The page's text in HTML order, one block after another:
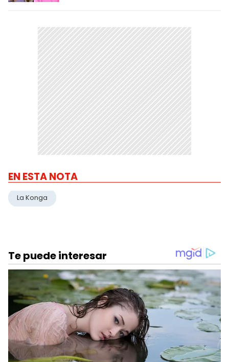
EN ESTA NOTA
La Konga